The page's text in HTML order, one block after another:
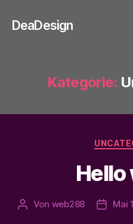
DeaDesign
Kategorie:
Hello
Beitragsautor
Von web288 Mai